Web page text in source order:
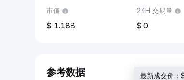
市值
1.18B
24H 交易量
0
参考数据 最新成交价